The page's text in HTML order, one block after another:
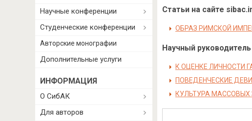
Статьи на сайте
ОБРАЗ РИМСКОЙ
Научный
К ОЦЕНКЕ ЛИЧНОСТИ
ПОВЕДЕНЧЕСКИЕ
КУЛЬТУРА
Научные конференции
Студенческие конференции
Авторские монографии
Дополнительные услуги
ИНФОРМАЦИЯ
О СибАК
Для авторов